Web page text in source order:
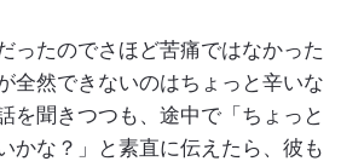
ったのでさほど苦痛ではなかった
全然できないのはちょっと辛いな
を聞きつつも、途中で「ちょっと
かな？」と素直に伝えたら、彼も